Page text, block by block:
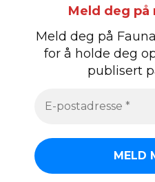
Meld deg
Meld deg på
for å holde deg
publisert